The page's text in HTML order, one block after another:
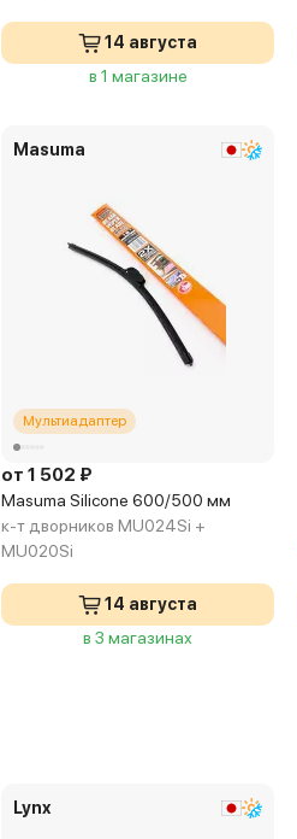
14 августа
в 1 магазине
Masuma
Мультиадаптер
от 1 502 ₽
Masuma Silicone 600/500 мм
к-т дворников MU024Si +
MU020Si
14 августа
в 3 магазинах
Lynx